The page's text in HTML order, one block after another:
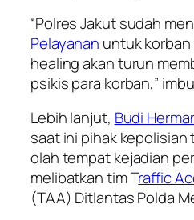
“Polres Jakut sudah
Pelayanan untuk
healing akan turun
psikis para korban,”
Lebih lanjut, Budi
saat ini pihak
olah tempat kejadian
melibatkan tim Traffic
(TAA) Ditlantas Polda